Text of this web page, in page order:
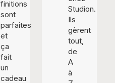
finitions
sont
parfaites
et
ça
fait
un
cadeau
Studion.
Ils
gèrent
tout,
de
A
à